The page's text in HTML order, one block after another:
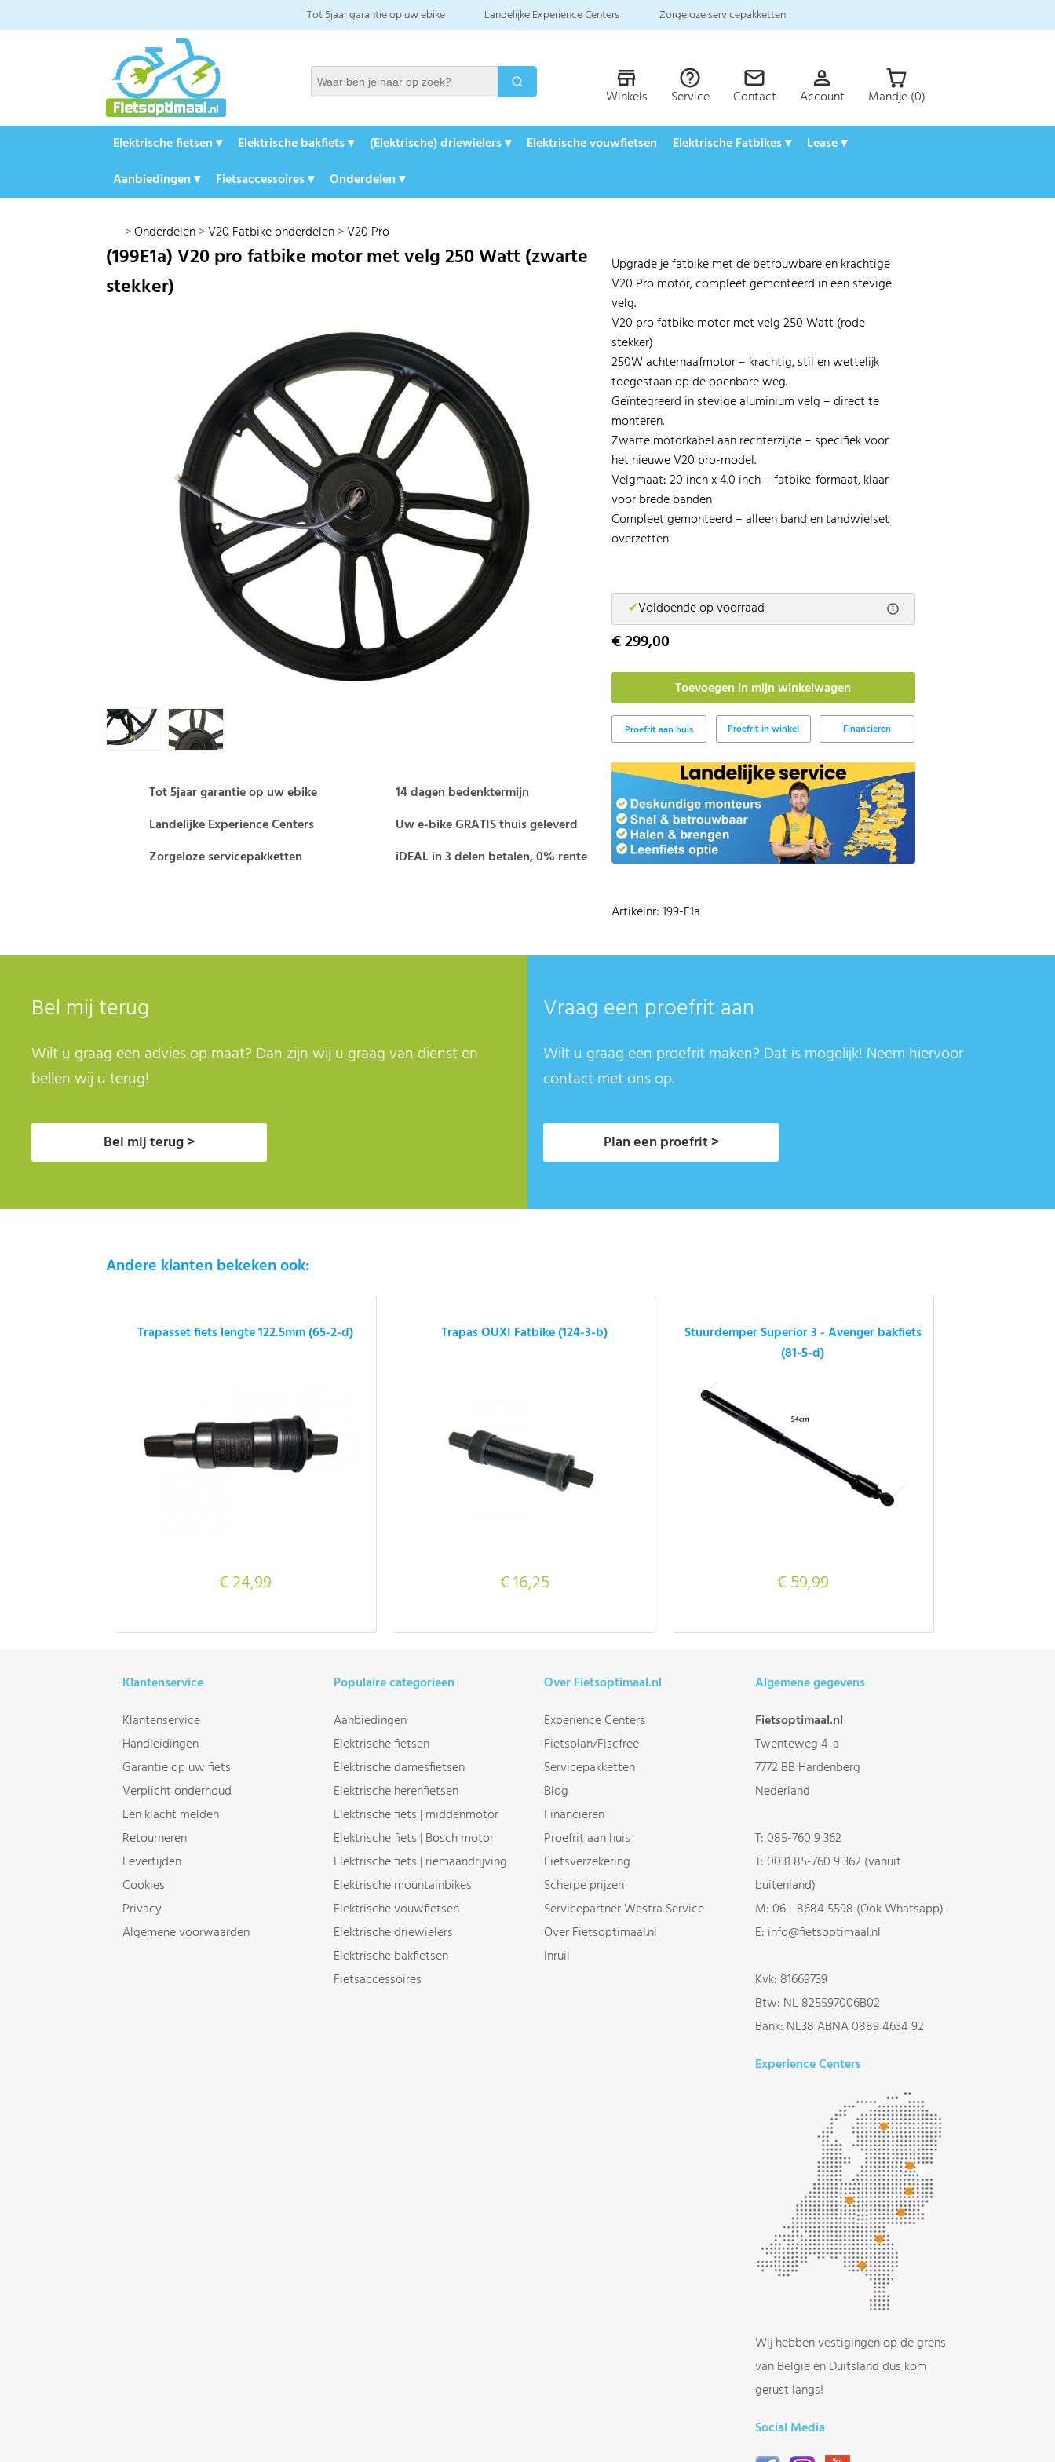
Tot 5jaar garantie op uw ebike Landelijke Experience Centers Zorgeloze servicepakketten
Winkels Service Contact Account Mandje (0)
Elektrische fietsen ▾ Elektrische bakfiets ▾ (Elektrische) driewielers ▾ Elektrische vouwfietsen Elektrische Fatbikes ▾
Lease ▾
Aanbiedingen ▾
Fietsaccessoires ▾ Onderdelen ▾
>Onderdelen>V20 Fatbike onderdelen>V20 Pro
(199E1a) V20 pro fatbike motor met velg 250 Watt (zwarte
stekker)
Tot 5jaar garantie op uw ebike
Landelijke Experience Centers
Zorgeloze servicepakketten
14 dagen bedenktermijn
Uw e-bike GRATIS thuis geleverd
iDEAL in 3 delen betalen, 0% rente
Upgrade je fatbike met de betrouwbare en krachtige
V20 Pro motor, compleet gemonteerd in een stevige
velg.
V20 pro fatbike motor met velg 250 Watt (rode
stekker)
250W achternaafmotor – krachtig, stil en wettelijk
toegestaan op de openbare weg.
Geïntegreerd in stevige aluminium velg – direct te
monteren.
Zwarte motorkabel aan rechterzijde – specifiek voor
het nieuwe V20 pro-model.
Velgmaat: 20 inch x 4.0 inch – fatbike-formaat, klaar
voor brede banden
Compleet gemonteerd – alleen band en tandwielset
overzetten
✔Voldoende op voorraad
€ 299,00
Proefrit in winkel Financieren
Artikelnr: 199-E1a
Bel mij terug
Wilt u graag een advies op maat? Dan zijn wij u graag van dienst en
bellen wij u terug!
Bel mij terug >
Vraag een proefrit aan
Wilt u graag een proefrit maken? Dat is mogelijk! Neem hiervoor
contact met ons op.
Plan een proefrit >
Andere klanten bekeken ook:
Trapasset fiets lengte 122.5mm (65-2-d)
€ 24,99
Trapas OUXI Fatbike (124-3-b)
€ 16,25
Stuurdemper Superior 3 - Avenger bakfiets
(81-5-d)
€ 59,99
Klantenservice
Klantenservice
Handleidingen
Garantie op uw fiets
Verplicht onderhoud
Een klacht melden
Retourneren
Levertijden
Cookies
Privacy
Algemene voorwaarden
Populaire categorieen
Aanbiedingen
Elektrische fietsen
Elektrische damesfietsen
Elektrische herenfietsen
Elektrische fiets | middenmotor
Elektrische fiets | Bosch motor
Elektrische fiets | riemaandrijving
Elektrische mountainbikes
Elektrische vouwfietsen
Elektrische driewielers
Elektrische bakfietsen
Fietsaccessoires
Over Fietsoptimaal.nl
Experience Centers
Fietsplan/Fiscfree
Servicepakketten
Blog
Financieren
Proefrit aan huis
Fietsverzekering
Scherpe prijzen
Servicepartner Westra Service
Over Fietsoptimaal.nl
Inruil
Algemene gegevens
Fietsoptimaal.nl
Twenteweg 4-a
7772 BB Hardenberg
Nederland
T:085-760 9 362
T:0031 85-760 9 362 (vanuit
buitenland)
M:06 - 8684 5598 (Ook Whatsapp)
E: info@fietsoptimaal.nl
Kvk: 81669739
Btw: NL 825597006B02
Bank: NL38 ABNA 0889 4634 92
Experience Centers
Wij hebben vestigingen op de grens
van België en Duitsland dus kom
gerust langs!
Social Media